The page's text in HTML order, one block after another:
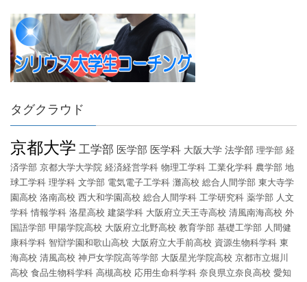
タグクラウド
京都大学 工学部 医学部 医学科 大阪大学 法学部 理学部 経
済学部 京都大学大学院 経済経営学科 物理工学科 工業化学科 農学部 地
球工学科 理学科 文学部 電気電子工学科 灘高校 総合人間学部 東大寺学
園高校 洛南高校 西大和学園高校 総合人間学科 工学研究科 薬学部 人文
学科 情報学科 洛星高校 建築学科 大阪府立天王寺高校 清風南海高校 外
国語学部 甲陽学院高校 大阪府立北野高校 教育学部 基礎工学部 人間健
康科学科 智辯学園和歌山高校 大阪府立大手前高校 資源生物科学科 東
海高校 清風高校 神戸女学院高等学部 大阪星光学院高校 京都市立堀川
高校 食品生物科学科 高槻高校 応用生命科学科 奈良県立奈良高校 愛知